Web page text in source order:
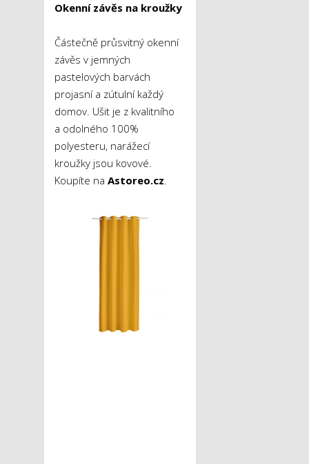
Okenní závěs na kroužky
Částečně průsvitný okenní
závěs v jemných
pastelových barvách
projasní a zútulní každý
domov. Ušit je z kvalitního
a odolného 100%
polyesteru, narážecí
kroužky jsou kovové.
Koupíte na Astoreo.cz.